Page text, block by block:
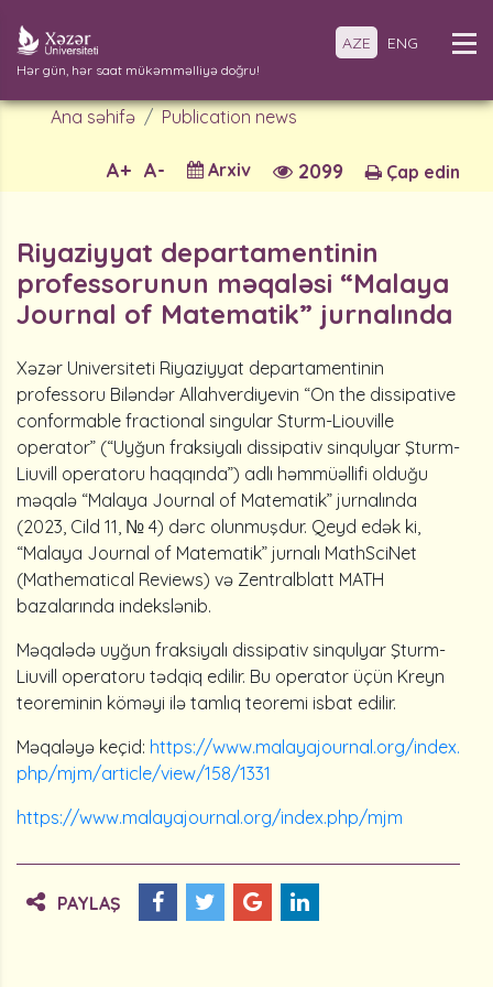
Hər gün, hər saat mükəmməlliyə doğru!
AZE ENG
Ana səhifə Publication news
Çap edin
2099
Arxiv
A-
A+
Riyaziyyat departamentinin
professorunun məqaləsi “Malaya
Journal of Matematik” jurnalında
Xəzər Universiteti Riyaziyyat departamentinin
professoru Biləndər Allahverdiyevin “On the dissipative
conformable fractional singular Sturm-Liouville
operator” (“Uyğun fraksiyalı dissipativ sinqulyar Şturm-
Liuvill operatoru haqqında”) adlı həmmüəllifi olduğu
məqalə “Malaya Journal of Matematik” jurnalında
(2023, Cild 11, № 4) dərc olunmuşdur. Qeyd edək ki,
“Malaya Journal of Matematik” jurnalı MathSciNet
(Mathematical Reviews) və Zentralblatt MATH
bazalarında indekslənib.
Məqalədə uyğun fraksiyalı dissipativ sinqulyar Şturm-
Liuvill operatoru tədqiq edilir. Bu operator üçün Kreyn
teoreminin köməyi ilə tamlıq teoremi isbat edilir.
Məqaləyə keçid: https://www.malayajournal.org/index.
php/mjm/article/view/158/1331
https://www.malayajournal.org/index.php/mjm
PAYLAŞ